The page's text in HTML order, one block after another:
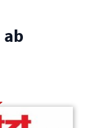
ab